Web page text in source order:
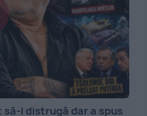
l distrugă dar a spus